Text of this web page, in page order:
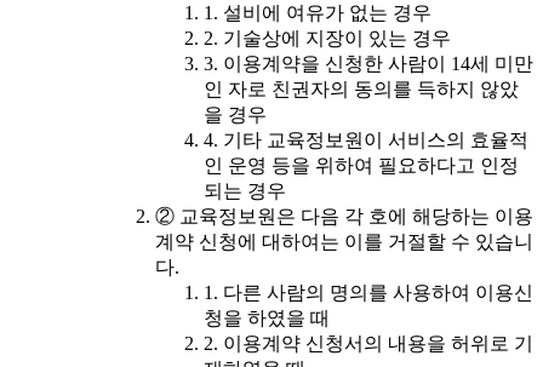
1. 설비에 여유가 없는 경우
2. 기술상에 지장이 있는 경우
3. 이용계약을 신청한 사람이 14세 미만
인 자로 친권자의 동의를 득하지 않았
을 경우
4. 기타 교육정보원이 서비스의 효율적
인 운영 등을 위하여 필요하다고 인정
되는 경우
② 교육정보원은 다음 각 호에 해당하는 이용
계약 신청에 대하여는 이를 거절할 수 있습니
다.
1. 다른 사람의 명의를 사용하여 이용신
청을 하였을 때
2. 이용계약 신청서의 내용을 허위로 기